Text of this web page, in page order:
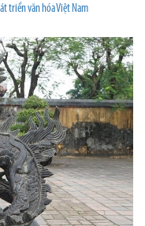
triển văn hóa Việt Nam